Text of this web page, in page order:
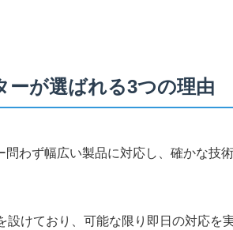
ーが選ばれる3つの理由
わず幅広い製品に対応し、確かな技
けており、可能な限り即日の対応を